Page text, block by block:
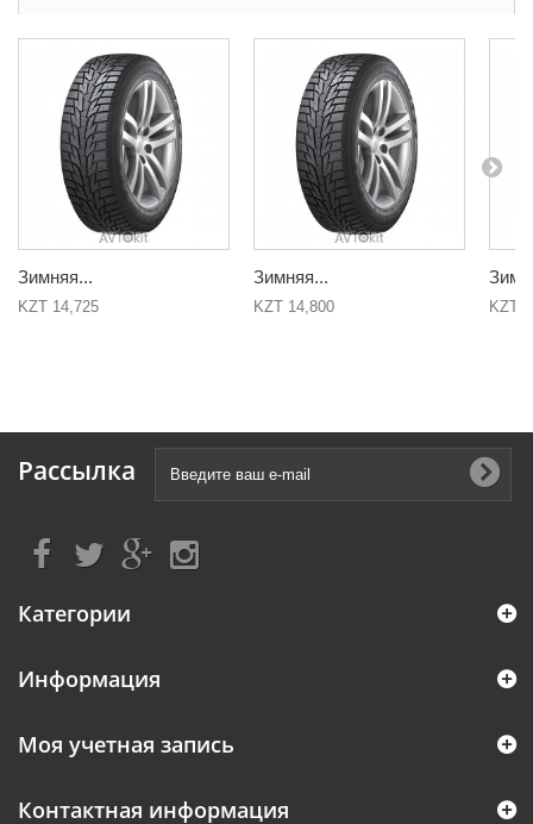
Зимняя...
KZT 14,725
Зимняя...
KZT 14,800 KZT
Рассылка
Категории
Информация
Моя учетная запись
Контактная информация